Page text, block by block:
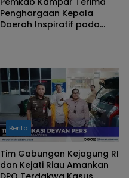
Penghargaan Kepala
Daerah Inspiratif pada
Berita
Tim Gabungan Kejagung RI
dan Kejati Riau Amankan